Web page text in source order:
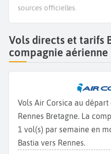
sources officielles.
Vols directs et tarifs
compagnie aérienne
Vols Air Corsica au
Rennes Bretagne. La
1 vol(s) par semaine en
Bastia vers Rennes.